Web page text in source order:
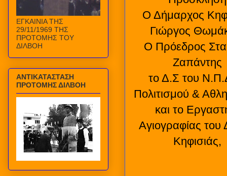
Ο Δήμαρχος
Γιώργος
Ο Πρόεδρος
Ζαπάντης
το Δ.Σ του
Πολιτισμού &
και το
Αγιογραφίας του
Κηφισιάς,
ΕΓΚΑΙΝΙΑ ΤΗΣ
29/11/1969 ΤΗΣ
ΠΡΟΤΟΜΗΣ ΤΟΥ
ΔΙΛΒΟΗ
ΑΝΤΙΚΑΤΑΣΤΑΣΗ
ΠΡΟΤΟΜΗΣ ΔΙΛΒΟΗ